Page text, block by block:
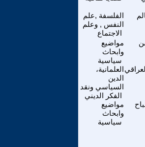
الفلسفة ,علم
النفس , وعلم
الاجتماع
مواضيع
وابحاث
سياسية
العلمانية،
الدين
السياسي ونقد
الفكر الديني
مواضيع
وابحاث
سياسية